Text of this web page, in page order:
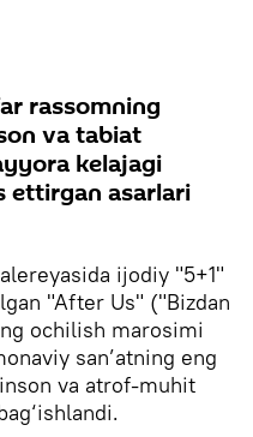
rassomning
va tabiat
kelajagi
ettirgan asarlari
ijodiy "5+1"
"After Us" ("Bizdan
ochilish marosimi
san’atning eng
va atrof-muhit